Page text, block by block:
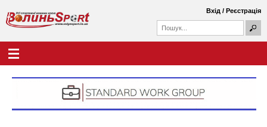
вмісту
В
о
о
у
к
о
в
а
о
ш
Вхід / Реєстрація